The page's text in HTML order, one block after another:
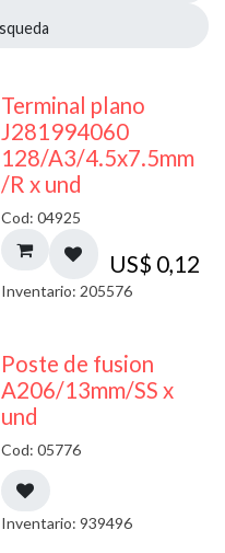
Terminal plano
J281994060
128/A3/4.5x7.5mm
/R x und
Cod: 04925
US$ 0,12
Inventario: 205576
Poste de fusion
A206/13mm/SS x
und
Cod: 05776
Inventario: 939496